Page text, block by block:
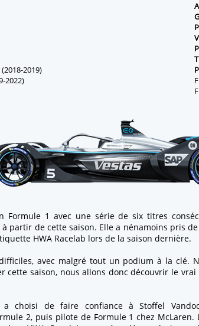
2019)
2022)
Formule 1 avec une série de six titres
à partir de cette saison. Elle a nénamoins pris
HWA Racelab lors de la saison dernière.
avec malgré tout un podium à la clé.
cette saison, nous allons donc découvrir le
a choisi de faire confiance à Stoffel
2, puis pilote de Formule 1 chez McLaren.